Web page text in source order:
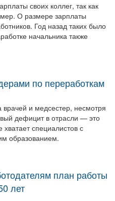
своих коллег, так как
О размере зарплаты
Год назад таких было
начальника также
по переработкам
врачей и медсестер, несмотря
дефицит в отрасли — это
специалистов с
образованием.
план работы
лет